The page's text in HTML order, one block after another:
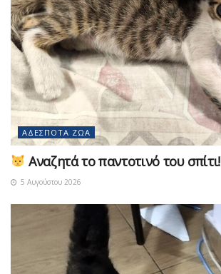
ΑΔΈΣΠΟΤΑ ΖΏΑ
Αναζητά το παντοτινό του σπίτι!
5 Αυγούστου 2026